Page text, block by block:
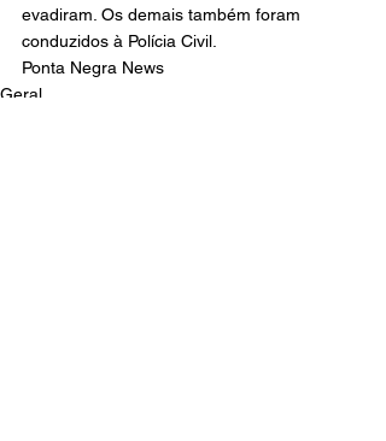
evadiram. Os demais também foram
conduzidos à Polícia Civil.
Ponta Negra News
Geral